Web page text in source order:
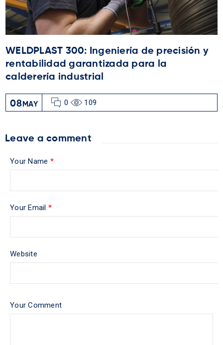
WELDPLAST 300: Ingeniería de precisión y
rentabilidad garantizada para la
calderería industrial
08 MAY 0 109
Leave a comment
Your Name *
Your Email *
Website
Your Comment